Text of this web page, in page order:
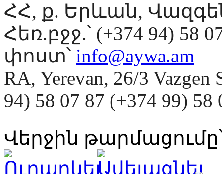
ՀՀ, ք. Երևան,
Հեռ.բջջ.՝ (+374 94) 58
փոստ՝ info@aywa.am
RA, Yerevan, 26/3
94) 58 07 87 (+374 99)
Վերջին